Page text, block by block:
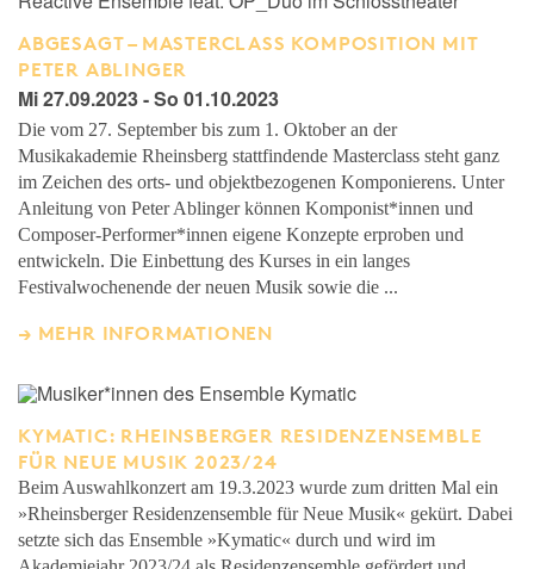
ABGESAGT – MASTERCLASS KOMPOSITION MIT
PETER ABLINGER
Mi 27.09.2023 - So 01.10.2023
Die vom 27. September bis zum 1. Oktober an der
Musikakademie Rheinsberg stattfindende Masterclass steht ganz
im Zeichen des orts- und objektbezogenen Komponierens. Unter
Anleitung von Peter Ablinger können Komponist*innen und
Composer-Performer*innen eigene Konzepte erproben und
entwickeln. Die Einbettung des Kurses in ein langes
Festivalwochenende der neuen Musik sowie die ...
MEHR INFORMATIONEN
KYMATIC: RHEINSBERGER RESIDENZENSEMBLE
FÜR NEUE MUSIK 2023/24
Beim Auswahlkonzert am 19.3.2023 wurde zum dritten Mal ein
»Rheinsberger Residenzensemble für Neue Musik« gekürt. Dabei
setzte sich das Ensemble »Kymatic« durch und wird im